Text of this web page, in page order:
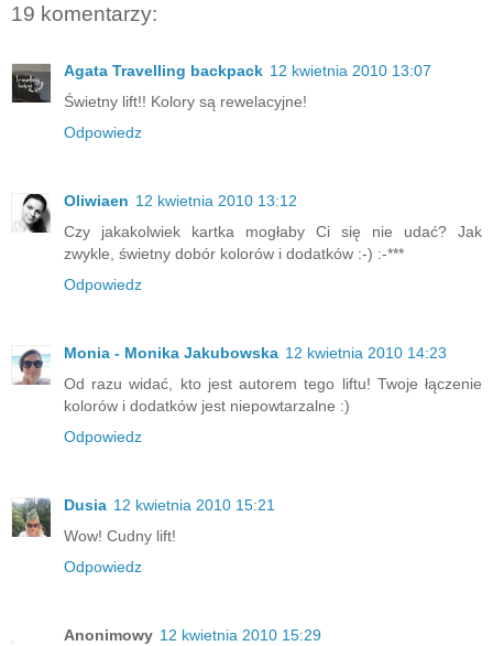
19 komentarzy:
Agata Travelling backpack 12 kwietnia 2010 13:07
Świetny lift!! Kolory są rewelacyjne!
Odpowiedz
Oliwiaen 12 kwietnia 2010 13:12
Czy jakakolwiek kartka mogłaby Ci się nie udać? Jak
zwykle, świetny dobór kolorów i dodatków :-) :-***
Odpowiedz
Monia - Monika Jakubowska 12 kwietnia 2010 14:23
Od razu widać, kto jest autorem tego liftu! Twoje łączenie
kolorów i dodatków jest niepowtarzalne :)
Odpowiedz
Dusia 12 kwietnia 2010 15:21
Wow! Cudny lift!
Odpowiedz
Anonimowy 12 kwietnia 2010 15:29